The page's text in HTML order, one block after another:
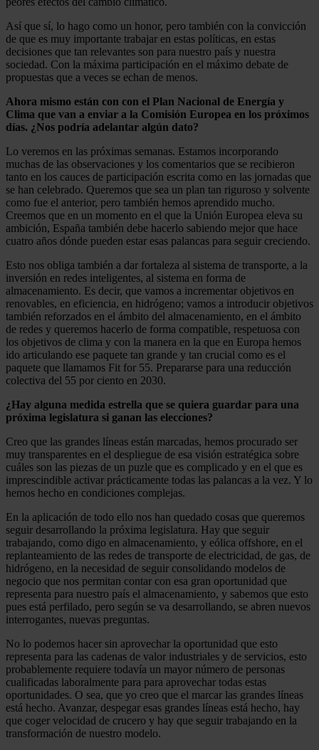
Así que sí, lo hago como un honor, pero también con la convicción
de que es muy importante trabajar en estas políticas, en estas
decisiones que tan relevantes son para nuestro país y nuestra
sociedad. Con la máxima participación en el máximo debate de
propuestas que a veces se echan de menos.
Ahora mismo están con con el Plan Nacional de Energía y
Clima que van a enviar a la Comisión Europea en los próximos
días. ¿Nos podría adelantar algún dato?
Lo veremos en las próximas semanas. Estamos incorporando
muchas de las observaciones y los comentarios que se recibieron
tanto en los cauces de participación escrita como en las jornadas que
se han celebrado. Queremos que sea un plan tan riguroso y solvente
como fue el anterior, pero también hemos aprendido mucho.
Creemos que en un momento en el que la Unión Europea eleva su
ambición, España también debe hacerlo sabiendo mejor que hace
cuatro años dónde pueden estar esas palancas para seguir creciendo.
Esto nos obliga también a dar fortaleza al sistema de transporte, a la
inversión en redes inteligentes, al sistema en forma de
almacenamiento. Es decir, que vamos a incrementar objetivos en
renovables, en eficiencia, en hidrógeno; vamos a introducir objetivos
también reforzados en el ámbito del almacenamiento, en el ámbito
de redes y queremos hacerlo de forma compatible, respetuosa con
los objetivos de clima y con la manera en la que en Europa hemos
ido articulando ese paquete tan grande y tan crucial como es el
paquete que llamamos Fit for 55. Prepararse para una reducción
colectiva del 55 por ciento en 2030.
¿Hay alguna medida estrella que se quiera guardar para una
próxima legislatura si ganan las elecciones?
Creo que las grandes líneas están marcadas, hemos procurado ser
muy transparentes en el despliegue de esa visión estratégica sobre
cuáles son las piezas de un puzle que es complicado y en el que es
imprescindible activar prácticamente todas las palancas a la vez. Y lo
hemos hecho en condiciones complejas.
En la aplicación de todo ello nos han quedado cosas que queremos
seguir desarrollando la próxima legislatura. Hay que seguir
trabajando, como digo en almacenamiento, y eólica offshore, en el
replanteamiento de las redes de transporte de electricidad, de gas, de
hidrógeno, en la necesidad de seguir consolidando modelos de
negocio que nos permitan contar con esa gran oportunidad que
representa para nuestro país el almacenamiento, y sabemos que esto
pues está perfilado, pero según se va desarrollando, se abren nuevos
interrogantes, nuevas preguntas.
No lo podemos hacer sin aprovechar la oportunidad que esto
representa para las cadenas de valor industriales y de servicios, esto
probablemente requiere todavía un mayor número de personas
cualificadas laboralmente para para aprovechar todas estas
oportunidades. O sea, que yo creo que el marcar las grandes líneas
está hecho. Avanzar, despegar esas grandes líneas está hecho, hay
que coger velocidad de crucero y hay que seguir trabajando en la
transformación de nuestro modelo.